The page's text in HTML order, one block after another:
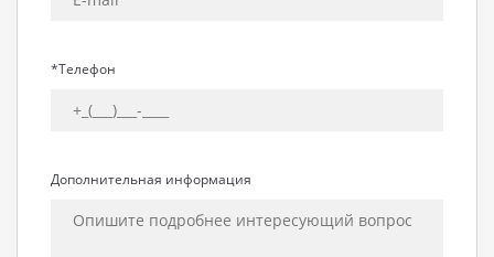
*Телефон
Дополнительная информация